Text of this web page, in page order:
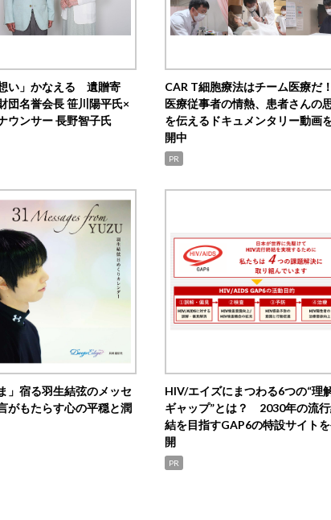
い」かなえる 遺贈寄
名誉会長 笹川陽平氏×
ウンサー 長野智子氏
CAR T細胞療法はチーム医療だ
医療従事者の情熱、患者さんの
を伝えるドキュメンタリー動画
開中
PR
」宿る羽生結弦のメッセ
もたらす心の平穏と潤
HIV/エイズにまつわる6つの“理
ギャップ”とは？ 2030年の流
結を目指すGAP6の特設サイト
開
PR